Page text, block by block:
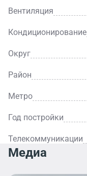
Вентиляция
Кондиционирование
Округ
Район
Метро
Год постройки
Телекоммуникации
Медиа